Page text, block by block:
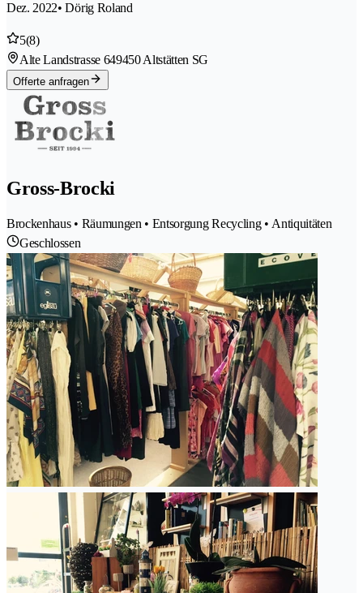
Dez. 2022• Dörig Roland
5(8)
Alte Landstrasse 649450 Altstätten SG
Offerte anfragen
Gross-Brocki
Brockenhaus • Räumungen • Entsorgung Recycling • Antiquitäten
Geschlossen